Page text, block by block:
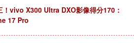
！vivo X300 Ultra DXO影像得分170：
17 Pro